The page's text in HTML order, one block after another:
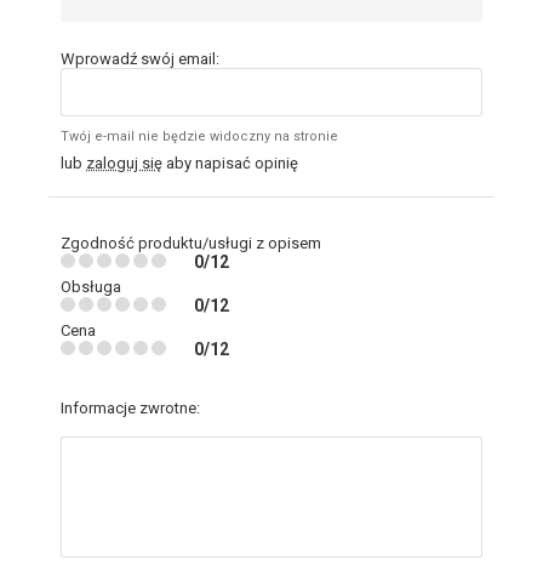
Wprowadź swój email:
Twój e-mail nie będzie widoczny na stronie
lub zaloguj się aby napisać opinię
Zgodność produktu/usługi z opisem
0/12
Obsługa
0/12
Cena
0/12
Informacje zwrotne: